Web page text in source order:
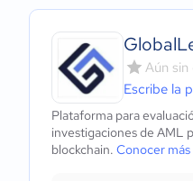
Aún
Escribe la
Plataforma para
investigaciones de AML
blockchain. Conocer